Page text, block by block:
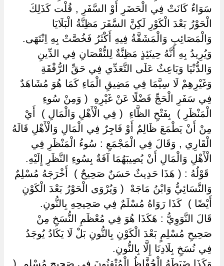
سَوَاءٌ كَانَتْ فِي الْحَضَرِ أَوْ السَّفَرِ , قُلْت كَذَلِكَ
الْحَوْرُ بَعْدَ الْكَوْرِ لَكِنَّ السَّفَرَ مَظِنَّةُ الْبَلَايَا
وَالْمَصَائِبِ وَالْمَشَقَّةُ فِيهِ أَكْثَرُ فَخُصَّتْ بِهِ اِنْتَهَى.
وَيُرِيدُ بِهِ أَنَّهُ حِينَئِذٍ مَظِنَّةٌ لِلنُّقْصَانِ فِي الدِّينِ
وَالدُّنْيَا وَبَاعِثٌ عَلَى التَّعَدِّي فِي حَقِّ الرُّفْقَةِ
وَغَيْرِهِمْ لَا سِيَّمَا فِي مَضِيقِ الْمَاءِ كَمَا هُوَ مُشَاهَدٌ
فِي سَفَرِ الْحَجِّ فَضْلًا عَنْ غَيْرِهِ ‏ ‏( وَمِنْ سُوءِ
الْمَنْظَرِ ) ‏ ‏بِفَتْحِ الظَّاءِ ‏ ‏( فِي الْأَهْلِ وَالْمَالِ ) ‏ ‏أَيْ
مِنْ أَنْ يَطْمَعَ ظَالِمٌ أَوْ فَاجِرٌ فِي الْمَالِ وَالْأَهْلِ قَالَهُ
الْقَارِي , وَقَالَ فِي الْمَجْمَعِ : سُوءُ الْمَنْظَرِ فِي
الْأَهْلِ وَالْمَالِ أَنْ يُصِيبَهُمَا آفَةٌ بِسُوءِ النَّظَرِ إِلَيْهِ.
‏ ‏قَوْلُهُ : ( هَذَا حَدِيثٌ حَسَنٌ صَحِيحٌ ) ‏ ‏أَخْرَجَهُ مُسْلِمٌ
وَالنَّسَائِيُّ وَابْنُ مَاجَهْ ‏ ‏( وَيُرْوَى الْحَوْرُ بَعْدَ الْكَوْنِ
أَيْضًا ) ‏ ‏كَذَا رَوَاهُ مُسْلَمٌ فِي صَحِيحِهِ بِالنُّونِ.
قَالَ النَّوَوِيُّ : هَكَذَا هُوَ فِي مُعْظَمِ النُّسَخِ مِنْ
صَحِيحِ مُسْلِمٍ بَعْدَ الْكَوْنِ بِالنُّونِ بَلْ لَا يَكَادُ يُوجَدُ
فِي نُسَخِ بِلَادِنَا إِلَّا بِالنُّونِ.
وَكَذَا ضَبَطَهُ الْحُفَّاظُ الْمُتْقِنُونَ فِي صَحِيحِ مُسْلِمٍ ‏ ‏(